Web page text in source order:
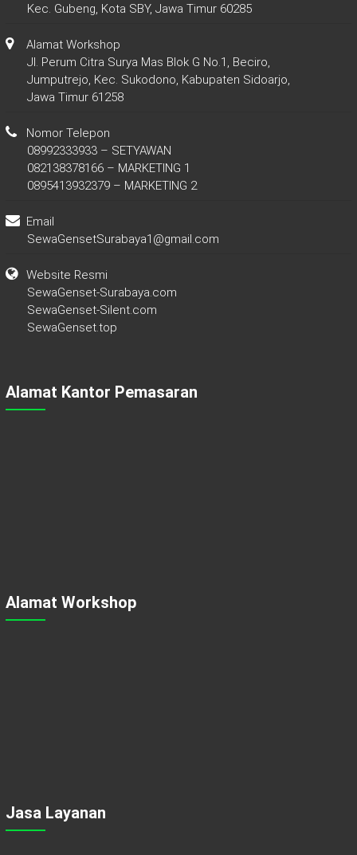
Kec. Gubeng, Kota SBY, Jawa Timur 60285
Alamat Workshop
Jl. Perum Citra Surya Mas Blok G No.1, Beciro,
Jumputrejo, Kec. Sukodono, Kabupaten Sidoarjo,
Jawa Timur 61258
Nomor Telepon
08992333933 – SETYAWAN
082138378166 – MARKETING 1
0895413932379 – MARKETING 2
Email
SewaGensetSurabaya1@gmail.com
Website Resmi
SewaGenset-Surabaya.com
SewaGenset-Silent.com
SewaGenset.top
Alamat Kantor Pemasaran
Alamat Workshop
Jasa Layanan